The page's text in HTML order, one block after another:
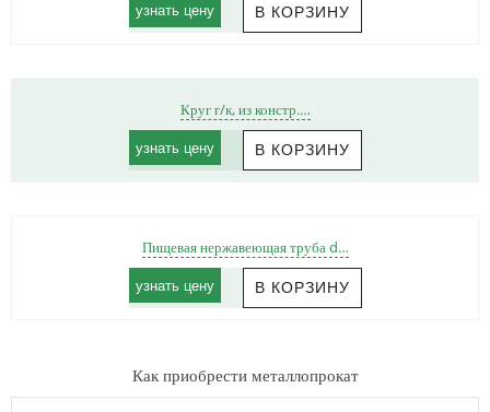
узнать цену
Круг г/к, из констр.…
узнать цену
Пищевая нержавеющая труба d…
узнать цену
Как приобрести металлопрокат